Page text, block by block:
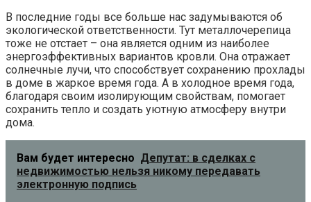
В последние годы все больше нас задумываются об
экологической ответственности. Тут металлочерепица
тоже не отстает – она является одним из наиболее
энергоэффективных вариантов кровли. Она отражает
солнечные лучи, что способствует сохранению прохлады
в доме в жаркое время года. А в холодное время года,
благодаря своим изолирующим свойствам, помогает
сохранить тепло и создать уютную атмосферу внутри
дома.
Вам будет интересно Депутат: в сделках с
недвижимостью нельзя никому передавать
электронную подпись